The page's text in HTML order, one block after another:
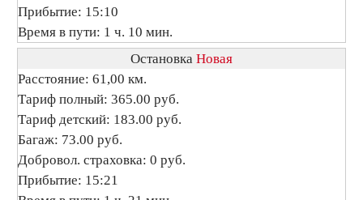
Прибытие: 15:10
Время в пути: 1 ч. 10 мин.
Остановка Новая
Расстояние: 61,00 км.
Тариф полный: 365.00 руб.
Тариф детский: 183.00 руб.
Багаж: 73.00 руб.
Добровол. страховка: 0 руб.
Прибытие: 15:21